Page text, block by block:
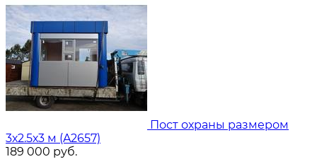
Пост охраны размером
3х2.5х3 м (A2657)
189 000 руб.